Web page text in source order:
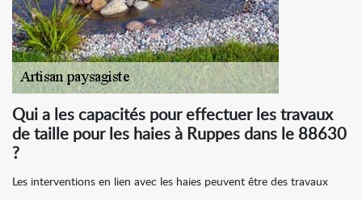
Qui a les capacités pour effectuer les travaux
de taille pour les haies à Ruppes dans le 88630
?
Les interventions en lien avec les haies peuvent être des travaux